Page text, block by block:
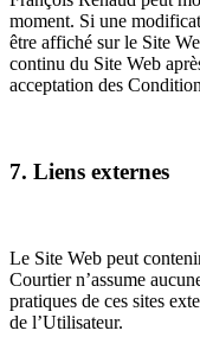
moment. Si une
être affiché sur le Site
continu du Site Web
acceptation des
7. Liens externes
Le Site Web peut
Courtier n’assume
pratiques de ces sites
de l’Utilisateur.